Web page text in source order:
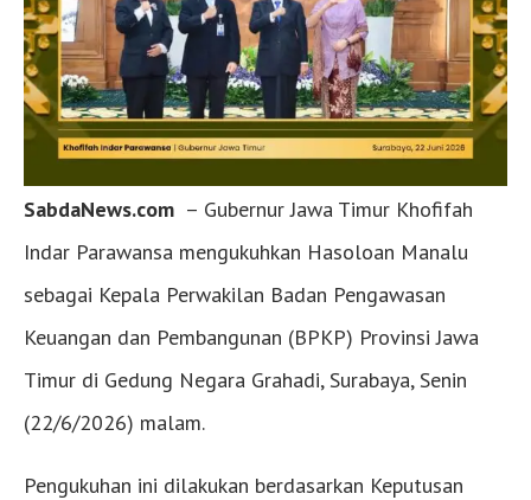
SabdaNews.com – Gubernur Jawa Timur Khofifah
Indar Parawansa mengukuhkan Hasoloan Manalu
sebagai Kepala Perwakilan Badan Pengawasan
Keuangan dan Pembangunan (BPKP) Provinsi Jawa
Timur di Gedung Negara Grahadi, Surabaya, Senin
(22/6/2026) malam.
Pengukuhan ini dilakukan berdasarkan Keputusan